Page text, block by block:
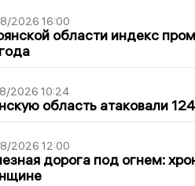
2026 16:00
области индекс
2026 10:24
область атаковали
2026 12:00
дорога под огнем: